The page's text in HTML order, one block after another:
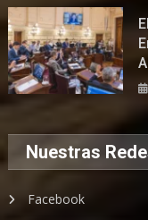
Nuestras
Facebook